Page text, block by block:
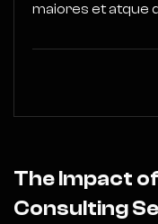
maiores et atque
The Impact
Consulting